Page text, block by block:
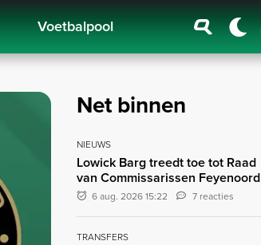
Voetbalpool
Net binnen
NIEUWS
Lowick Barg treedt toe tot Raad
van Commissarissen Feyenoord
6 aug. 2026 15:22 7 reacties
TRANSFERS